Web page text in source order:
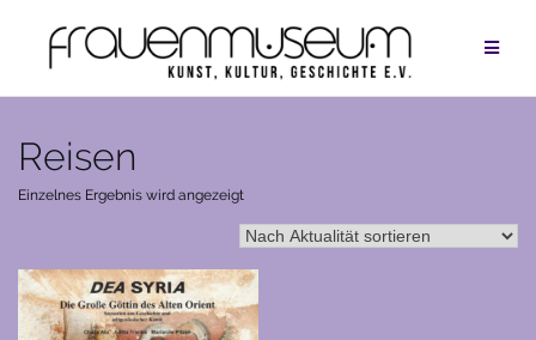
springen
Reisen
Einzelnes Ergebnis wird angezeigt